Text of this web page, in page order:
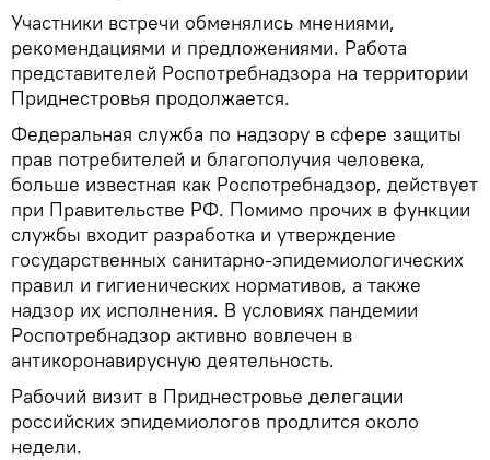
Участники встречи обменялись мнениями,
рекомендациями и предложениями. Работа
представителей Роспотребнадзора на территории
Приднестровья продолжается.
Федеральная служба по надзору в сфере защиты
прав потребителей и благополучия человека,
больше известная как Роспотребнадзор, действует
при Правительстве РФ. Помимо прочих в функции
службы входит разработка и утверждение
государственных санитарно-эпидемиологических
правил и гигиенических нормативов, а также
надзор их исполнения. В условиях пандемии
Роспотребнадзор активно вовлечен в
антикоронавирусную деятельность.
Рабочий визит в Приднестровье делегации
российских эпидемиологов продлится около
недели.